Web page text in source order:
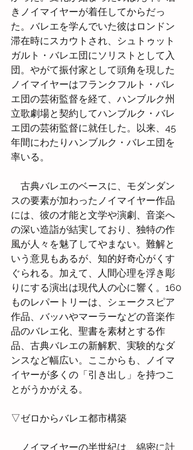
きノイマイヤーが着任してからだっ
た。バレエを学んでいた彼はロンドン
滞在時にスカウトされ、シュトゥット
ガルト・バレエ団にソリストとして入
団。やがて振付家として頭角を現した
ノイマイヤーはフランクフルト・バレ
エ団の芸術監督を経て、ハンブルク州
立歌劇場と契約してハンブルク・バレ
エ団の芸術監督に就任した。以来、45
年間にわたりハンブルク・バレエ団を
率いる。
古典バレエのベースに、モダンダン
スの要素が加わったノイマイヤー作品
には、彼の才能と文学や演劇、音楽へ
の深い造詣が結実しており、独特の作
風が人々を魅了してやまない。難解と
いう意見もあるが、知的好奇心がくす
ぐられる。加えて、人間心理を浮き彫
りにする演出は現代人の心に響く。160
ものレパートリーは、シェークスピア
作品、バッハやマーラーなどの音楽作
品のバレエ化、聖書を素材とする作
品、古典バレエの新解釈、実験的なダ
ンスなど幅広い。ここからも、ノイマ
イヤーが多くの「引き出し」を持つこ
とがうかがえる。
▽ゼロからバレエ都市構築
ノイマイヤーの半世紀は、綿密に計